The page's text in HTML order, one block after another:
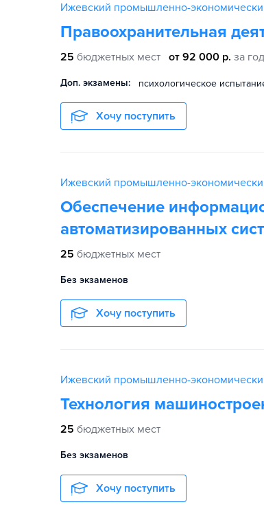
Ижевский промышленно-
Правоохранительная
25 бюджетных мест от 92 000 р. за год
Доп. экзамены: психологическое
Хочу поступить
Ижевский промышленно-
Обеспечение
автоматизированных
25 бюджетных мест
Без экзаменов
Хочу поступить
Ижевский промышленно-
Технология
25 бюджетных мест
Без экзаменов
Хочу поступить